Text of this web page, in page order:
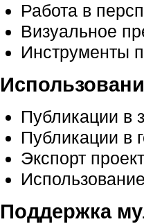
Работа в
Визуальное
Инструменты
Публикации в
Публикации в
Экспорт
Поддержка